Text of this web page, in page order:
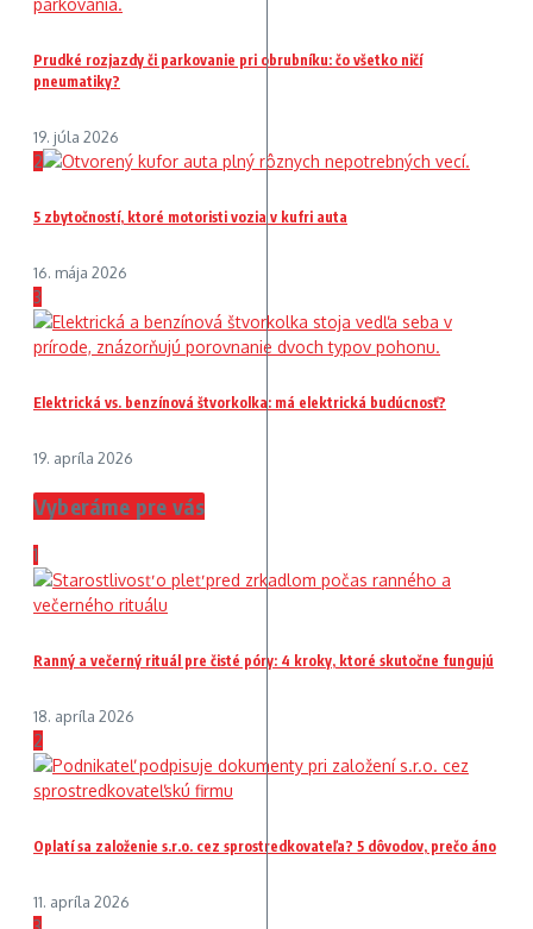
Prudké rozjazdy či parkovanie pri obrubníku: čo všetko ničí
pneumatiky?
19. júla 2026
2
5 zbytočností, ktoré motoristi vozia v kufri auta
16. mája 2026
3
Elektrická vs. benzínová štvorkolka: má elektrická budúcnosť?
19. apríla 2026
Vyberáme pre vás
1
Ranný a večerný rituál pre čisté póry: 4 kroky, ktoré skutočne fungujú
18. apríla 2026
2
Oplatí sa založenie s.r.o. cez sprostredkovateľa? 5 dôvodov, prečo áno
11. apríla 2026